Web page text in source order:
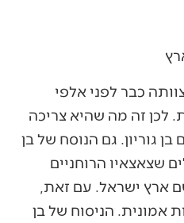
כבר לפני אלפי
לכן זה מה שהיא צריכה
גוריון. גם הנוסח של בן
שצאצאיו הרוחניים
ארץ ישראל. עם זאת,
אמונית. הניסוח של בן